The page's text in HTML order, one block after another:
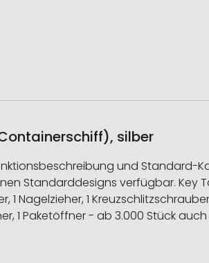
silber
und Standard-
Standarddesigns verfügbar. Key
Nagelzieher, 1
1 Paketöffner - ab 3.000 Stück